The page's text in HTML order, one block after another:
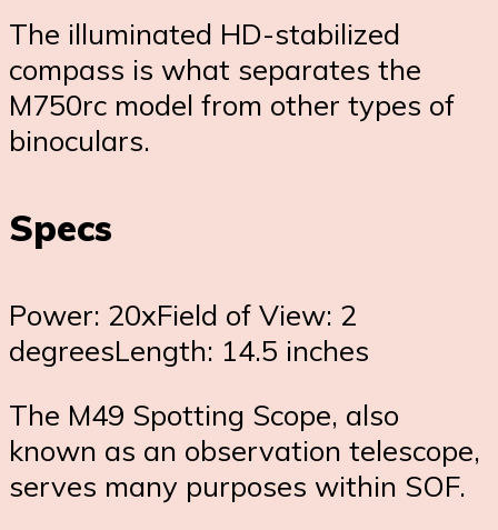
The illuminated HD-stabilized
compass is what separates the
M750rc model from other types of
binoculars.
Specs
Power: 20xField of View: 2
degreesLength: 14.5 inches
The M49 Spotting Scope, also
known as an observation telescope,
serves many purposes within SOF.